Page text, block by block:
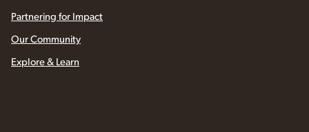
Partnering for Impact
Our Community
Explore & Learn